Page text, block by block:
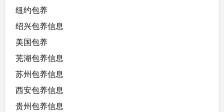
纽约包养
绍兴包养信息
美国包养
芜湖包养信息
苏州包养信息
西安包养信息
贵州包养信息